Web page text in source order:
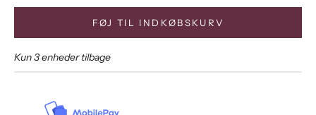
FØJ TIL INDKØBSKURV
Kun 3 enheder tilbage